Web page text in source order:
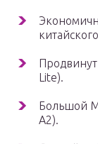
Lite).
Большой
A2).